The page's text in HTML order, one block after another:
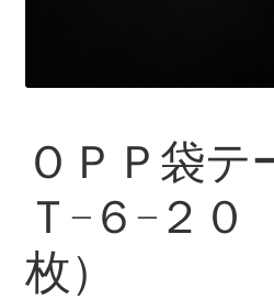
ＯＰＰ袋
Ｔ−６−２０
枚）